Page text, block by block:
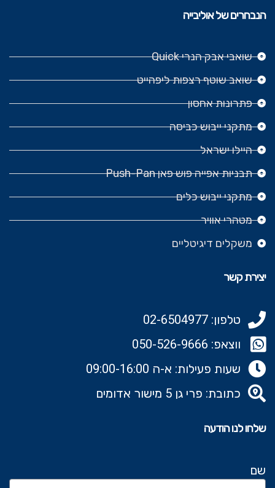
הנבחרים של אוליבייה
שואבי אבק הנרי Quick
שואב שוטף רצפות ליפהייט
פתרונות אחסון
מתקני ייבוש כביסה
היילו ישראל
תבניות אפייה פוש פאן Push-Pan
מתקני ייבוש כלים
מטהרי אוויר
משקלים דיגיטליים
יצירת קשר
טלפון: 02-6504977
ווצאפ: 050-526-9666‬
שעות פעילות: א-ה 09:00-16:00
כתובת: פרי גן 5 מישור אדומים
שלחו לנו הודעה
שם